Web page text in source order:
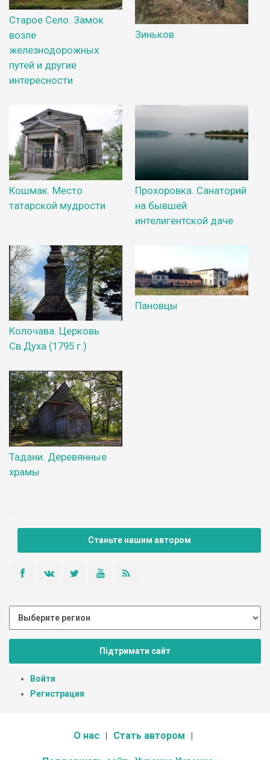
Старое Село. Замок
возле
железнодорожных
путей и другие
интересности
Зиньков
Кошмак. Место
татарской мудрости
Прохоровка. Санаторий
на бывшей
интелигентской даче
Колочава. Церковь
Св.Духа (1795 г.)
Пановцы
Тадани. Деревянные
храмы
Станьте нашим автором
Підтримати сайт
Войти
Регистрация
О нас Стать автором